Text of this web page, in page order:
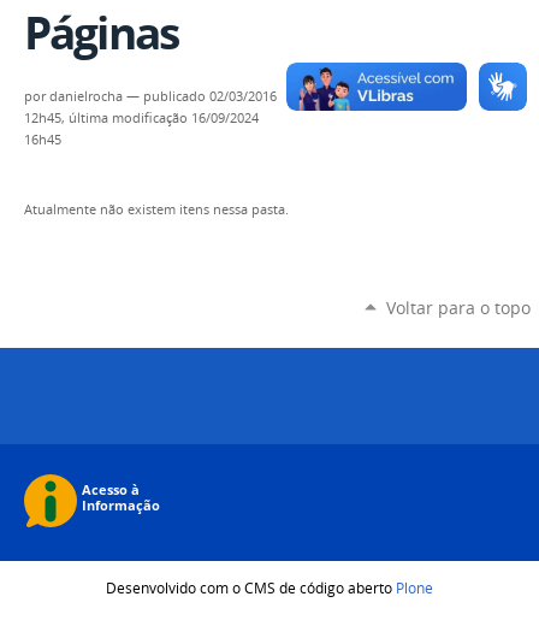
Páginas
pordanielrocha — publicado 02/03/2016
12h45, última modificação 16/09/2024
16h45
Atualmente não existem itens nessa pasta.
Voltar para o topo
Desenvolvido com o CMS de código aberto Plone